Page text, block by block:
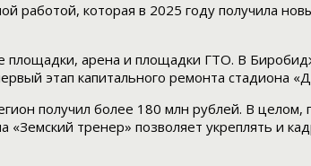
работой, которая в 2025 году получила
арена и площадки ГТО. В
этап капитального ремонта стадиона
получил более 180 млн рублей. В
тренер» позволяет укреплять и